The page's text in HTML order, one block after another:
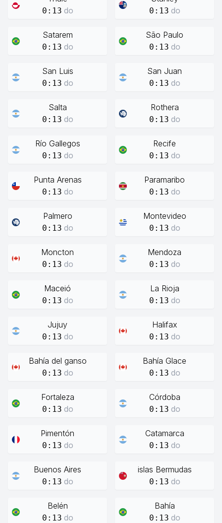
0:13 do 0:13 do
Satarem
0:13 do
São Paulo
0:13 do
San Luis
0:13 do
San Juan
0:13 do
Salta
0:13 do
Rothera
0:13 do
Río Gallegos
0:13 do
Recife
0:13 do
Punta Arenas
0:13 do
Paramaribo
0:13 do
Palmero
0:13 do
Montevideo
0:13 do
Moncton
0:13 do
Mendoza
0:13 do
Maceió
0:13 do
La Rioja
0:13 do
Jujuy
0:13 do
Halifax
0:13 do
Bahía del ganso
0:13 do
Bahía Glace
0:13 do
Fortaleza
0:13 do
Córdoba
0:13 do
Pimentón
0:13 do
Catamarca
0:13 do
Buenos Aires
0:13 do
islas Bermudas
0:13 do
Belén
0:13 do
Bahía
0:13 do